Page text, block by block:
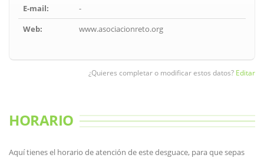
E-mail:
-
Web:
www.asociacionreto.org
¿Quieres completar o modificar estos datos? Editar
HORARIO
Aquí tienes el horario de atención de este desguace, para que sepas